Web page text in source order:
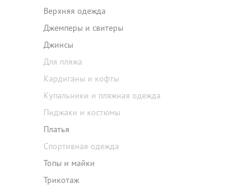
Верхняя одежда
Джемперы и свитеры
Джинсы
Для пляжа
Кардиганы и кофты
Купальники и пляжная одежда
Пиджаки и костюмы
Платья
Спортивная одежда
Топы и майки
Трикотаж